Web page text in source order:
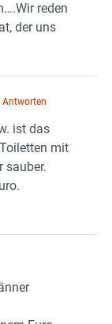
reden
der uns
Antworten
ist das
mit
sauber.